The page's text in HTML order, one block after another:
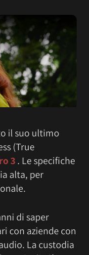
il suo ultimo
(True
3. Le specifiche
alta, per
di saper
con aziende con
La custodia